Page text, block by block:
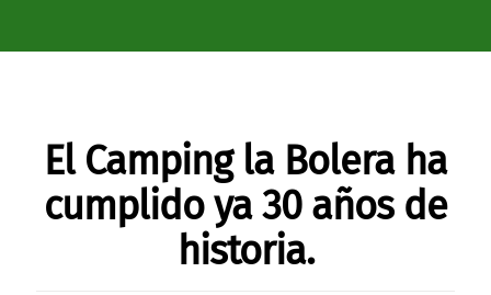
El Camping la Bolera ha
cumplido ya 30 años de
historia.